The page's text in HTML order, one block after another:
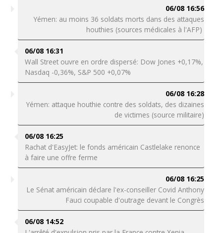
06/08 16:56
Yémen: au moins 36 soldats morts dans des attaques
houthies (sources médicales à l'AFP)
06/08 16:31
Wall Street ouvre en ordre dispersé: Dow Jones +0,17%,
Nasdaq -0,36%, S&P 500 +0,07%
06/08 16:28
Yémen: attaque houthie contre des soldats, des dizaines
de victimes (source militaire)
06/08 16:25
Rachat d'EasyJet: le fonds américain Castlelake renonce
à faire une offre ferme
06/08 16:25
Le Sénat américain déclare l'ex-conseiller Covid Anthony
Fauci coupable d'outrage devant le Congrès
06/08 14:52